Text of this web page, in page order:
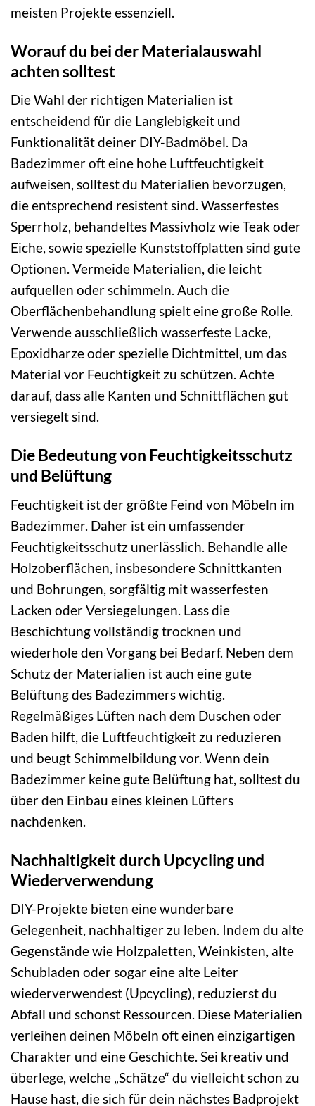
meisten Projekte essenziell.
Worauf du bei der Materialauswahl
achten solltest
Die Wahl der richtigen Materialien ist
entscheidend für die Langlebigkeit und
Funktionalität deiner DIY-Badmöbel. Da
Badezimmer oft eine hohe Luftfeuchtigkeit
aufweisen, solltest du Materialien bevorzugen,
die entsprechend resistent sind. Wasserfestes
Sperrholz, behandeltes Massivholz wie Teak oder
Eiche, sowie spezielle Kunststoffplatten sind gute
Optionen. Vermeide Materialien, die leicht
aufquellen oder schimmeln. Auch die
Oberflächenbehandlung spielt eine große Rolle.
Verwende ausschließlich wasserfeste Lacke,
Epoxidharze oder spezielle Dichtmittel, um das
Material vor Feuchtigkeit zu schützen. Achte
darauf, dass alle Kanten und Schnittflächen gut
versiegelt sind.
Die Bedeutung von Feuchtigkeitsschutz
und Belüftung
Feuchtigkeit ist der größte Feind von Möbeln im
Badezimmer. Daher ist ein umfassender
Feuchtigkeitsschutz unerlässlich. Behandle alle
Holzoberflächen, insbesondere Schnittkanten
und Bohrungen, sorgfältig mit wasserfesten
Lacken oder Versiegelungen. Lass die
Beschichtung vollständig trocknen und
wiederhole den Vorgang bei Bedarf. Neben dem
Schutz der Materialien ist auch eine gute
Belüftung des Badezimmers wichtig.
Regelmäßiges Lüften nach dem Duschen oder
Baden hilft, die Luftfeuchtigkeit zu reduzieren
und beugt Schimmelbildung vor. Wenn dein
Badezimmer keine gute Belüftung hat, solltest du
über den Einbau eines kleinen Lüfters
nachdenken.
Nachhaltigkeit durch Upcycling und
Wiederverwendung
DIY-Projekte bieten eine wunderbare
Gelegenheit, nachhaltiger zu leben. Indem du alte
Gegenstände wie Holzpaletten, Weinkisten, alte
Schubladen oder sogar eine alte Leiter
wiederverwendest (Upcycling), reduzierst du
Abfall und schonst Ressourcen. Diese Materialien
verleihen deinen Möbeln oft einen einzigartigen
Charakter und eine Geschichte. Sei kreativ und
überlege, welche „Schätze“ du vielleicht schon zu
Hause hast, die sich für dein nächstes Badprojekt